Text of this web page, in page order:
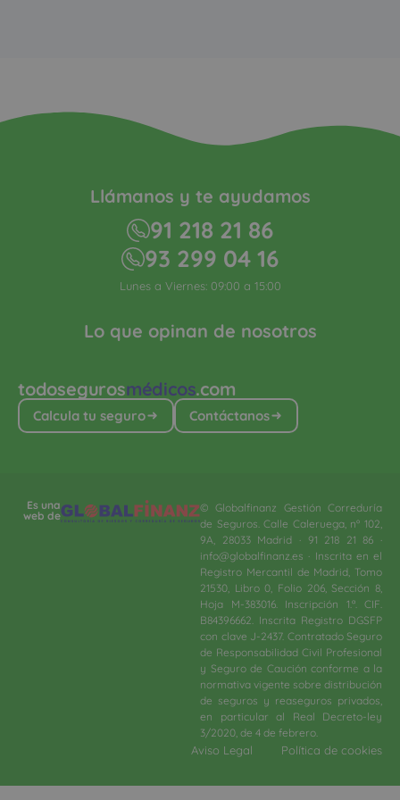
todosegurosmédicos.com
Calcula tu seguro Contáctanos
Lo que opinan de nosotros
Llámanos y te ayudamos
91 218 21 86
93 299 04 16
Lunes a Viernes: 09:00 a 15:00
Es una
web de
© Globalfinanz Gestión Correduría
de Seguros. Calle Caleruega, nº 102,
9A, 28033 Madrid · 91 218 21 86 ·
info@globalfinanz.es · Inscrita en el
Registro Mercantil de Madrid, Tomo
21530, Libro 0, Folio 206, Sección 8,
Hoja M-383016. Inscripción 1.ª. CIF.
B84396662. Inscrita Registro DGSFP
con clave J-2437. Contratado Seguro
de Responsabilidad Civil Profesional
y Seguro de Caución conforme a la
normativa vigente sobre distribución
de seguros y reaseguros privados,
en particular al Real Decreto-ley
3/2020, de 4 de febrero.​
Aviso Legal Política de cookies